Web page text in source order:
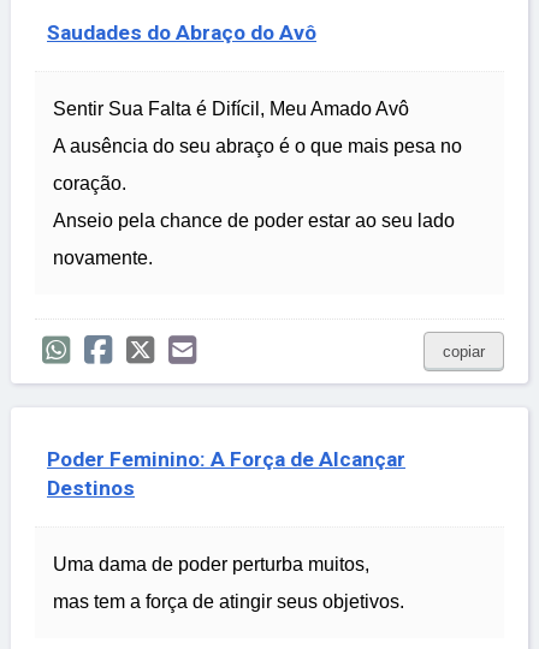
Saudades do Abraço do Avô
Sentir Sua Falta é Difícil, Meu Amado Avô
A ausência do seu abraço é o que mais pesa no
coração.
Anseio pela chance de poder estar ao seu lado
novamente.
copiar
Poder Feminino: A Força de Alcançar
Destinos
Uma dama de poder perturba muitos,
mas tem a força de atingir seus objetivos.